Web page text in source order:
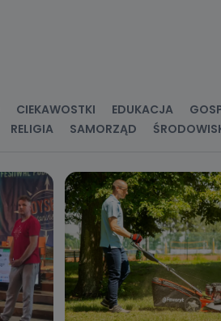
Jak skontaktować się
CIEKAWOSTKI EDUKACJA
RELIGIA SAMORZĄD